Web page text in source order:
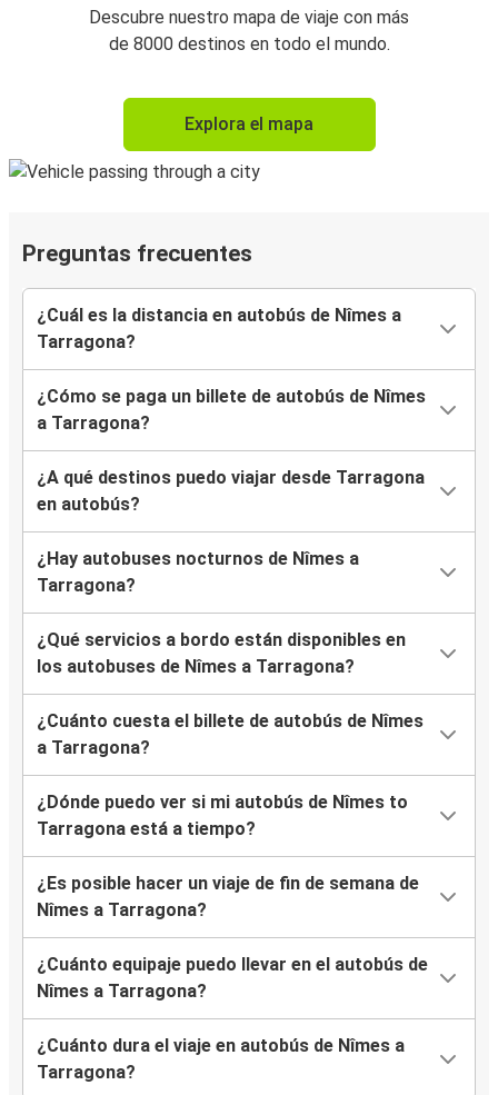
Descubre nuestro mapa de viaje con más
de 8000 destinos en todo el mundo.
Explora el mapa
Preguntas frecuentes
¿Cuál es la distancia en autobús de Nîmes a
Tarragona?
¿Cómo se paga un billete de autobús de Nîmes
a Tarragona?
¿A qué destinos puedo viajar desde Tarragona
en autobús?
¿Hay autobuses nocturnos de Nîmes a
Tarragona?
¿Qué servicios a bordo están disponibles en
los autobuses de Nîmes a Tarragona?
¿Cuánto cuesta el billete de autobús de Nîmes
a Tarragona?
¿Dónde puedo ver si mi autobús de Nîmes to
Tarragona está a tiempo?
¿Es posible hacer un viaje de fin de semana de
Nîmes a Tarragona?
¿Cuánto equipaje puedo llevar en el autobús de
Nîmes a Tarragona?
¿Cuánto dura el viaje en autobús de Nîmes a
Tarragona?